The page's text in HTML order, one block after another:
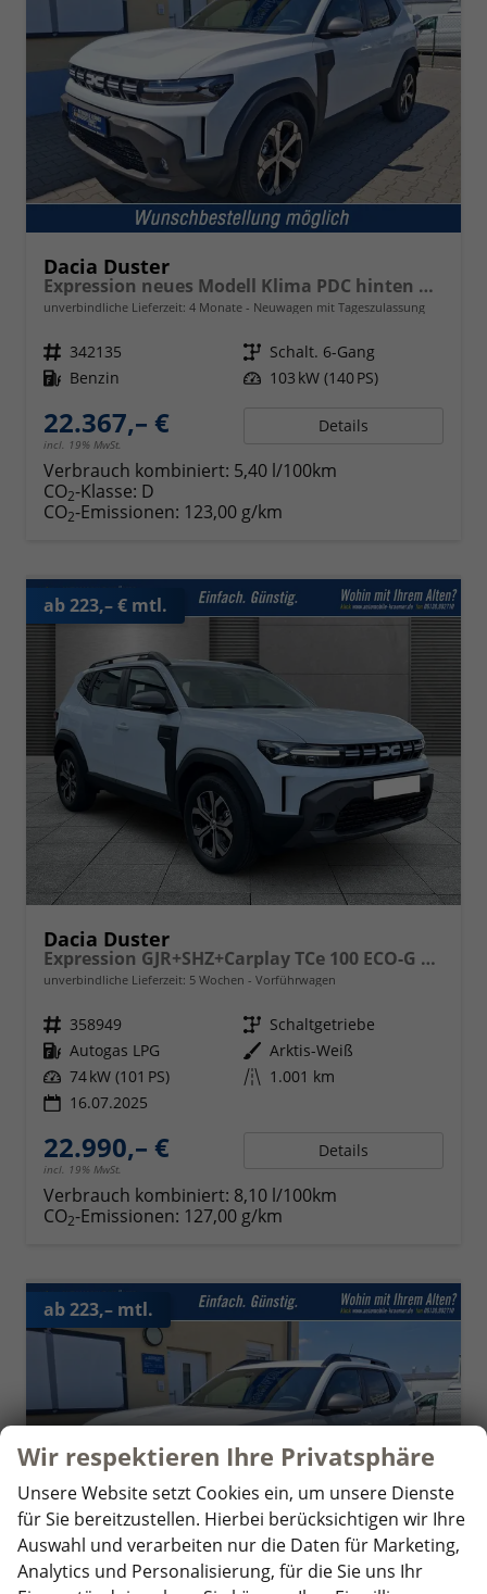
Dacia Duster
Expression neues Modell Klima PDC hinten Kamera Tempomat 17 Zoll Leichtmetallf.
unverbindliche Lieferzeit: 4 Monate Neuwagen mit Tageszulassung
Fahrzeugnr. 342135 Getriebe Schalt. 6-Gang
Kraftstoff Benzin Leistung 103 kW (140 PS)
22.367,– €
incl. 19% MwSt.
Details
Verbrauch kombiniert: 5,40 l/100km
CO2-Klasse: D
CO2-Emissionen: 123,00 g/km
ab 223,– € mtl.
Dacia Duster
Expression GJR+SHZ+Carplay TCe 100 ECO-G LPG
unverbindliche Lieferzeit: 5 Wochen Vorführwagen
Fahrzeugnr. 358949 Getriebe Schaltgetriebe
Kraftstoff Autogas LPG Außenfarbe Arktis-Weiß
Leistung 74 kW (101 PS) Kilometerstand 1.001 km
16.07.2025
22.990,– €
incl. 19% MwSt.
Details
Verbrauch kombiniert: 8,10 l/100km
CO2-Emissionen: 127,00 g/km
ab 223,– mtl.
Wir respektieren Ihre Privatsphäre
Unsere Website setzt Cookies ein, um unsere Dienste
für Sie bereitzustellen. Hierbei berücksichtigen wir Ihre
Auswahl und verarbeiten nur die Daten für Marketing,
Analytics und Personalisierung, für die Sie uns Ihr